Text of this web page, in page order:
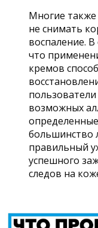
Многие также
не снимать
воспаление.
что
кремов
возможных
большинство
правильный
успешного
следов на